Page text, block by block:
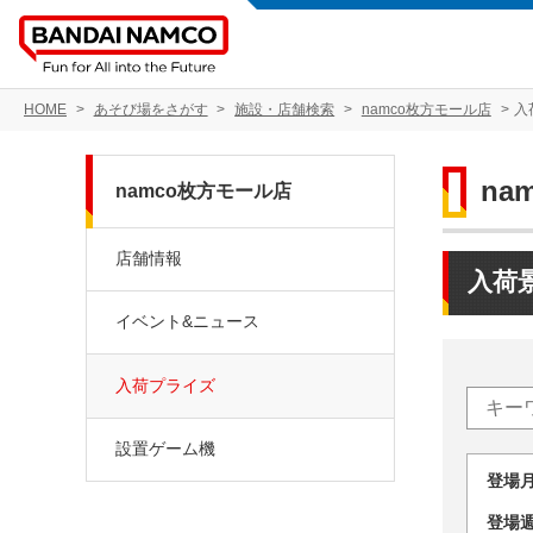
HOME あそび場をさがす 施設・店舗検索 namco枚方モール店 入
入荷
登
登
namco枚方モール店
店舗情報
イベント&ニュース
入荷プライズ
設置ゲーム機